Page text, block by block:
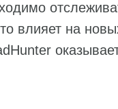
влияет на